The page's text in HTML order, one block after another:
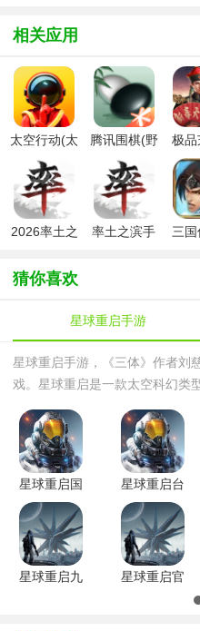
相关应用
太空行动(太
空杀)官方版
腾讯围棋(野
狐)手机版最
新版2026
极品
2026率土之
最新版
率土之滨手
三
猜你喜欢
星球重启手游
星球重启手游，《三体》作者刘
戏。星球重启是一款太空科幻类
来应对各种隐藏的威胁。本站为
载，同时提供了一些好用的攻略
体验。
星球重启国
际服官方版
v1.3.10安
卓版
星球重启台
服最新版本
v1.3.10 安
卓版
星球重启九
星球重启官